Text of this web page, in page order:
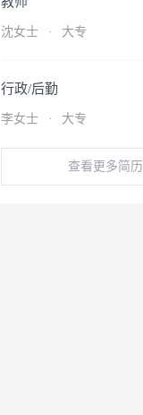
沈女士 · 大专
行政/后勤
李女士 · 大专
查看更多简历